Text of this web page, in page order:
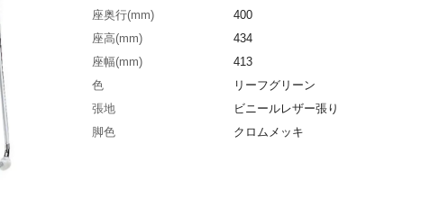
座奥行(mm)
400
座高(mm)
434
座幅(mm)
413
色
リーフグリーン
張地
ビニールレザー張り
脚色
クロムメッキ